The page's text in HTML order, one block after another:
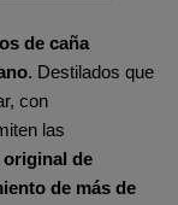
de caña
. Destilados que
con
las
original de
de más de